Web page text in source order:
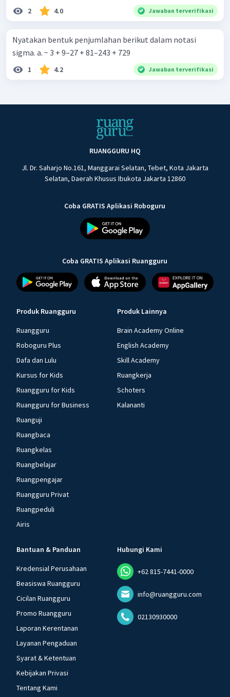
2 4.0 Jawaban terverifikasi
Nyatakan bentuk penjumlahan berikut dalam notasi
sigma. a. − 3 + 9–27 + 81–243 + 729
1 4.2 Jawaban terverifikasi
RUANGGURU HQ
Jl. Dr. Saharjo No.161, Manggarai Selatan, Tebet, Kota Jakarta
Selatan, Daerah Khusus Ibukota Jakarta 12860
Coba GRATIS Aplikasi Roboguru
Coba GRATIS Aplikasi Ruangguru
Produk Ruangguru
Ruangguru
Roboguru Plus
Dafa dan Lulu
Kursus for Kids
Ruangguru for Kids
Ruangguru for Business
Ruanguji
Ruangbaca
Ruangkelas
Ruangbelajar
Ruangpengajar
Ruangguru Privat
Ruangpeduli
Airis
Produk Lainnya
Brain Academy Online
English Academy
Skill Academy
Ruangkerja
Schoters
Kalananti
Bantuan & Panduan
Kredensial Perusahaan
Beasiswa Ruangguru
Cicilan Ruangguru
Promo Ruangguru
Laporan Kerentanan
Layanan Pengaduan
Syarat & Ketentuan
Kebijakan Privasi
Tentang Kami
Hubungi Kami
+62 815-7441-0000
info@ruangguru.com
02130930000